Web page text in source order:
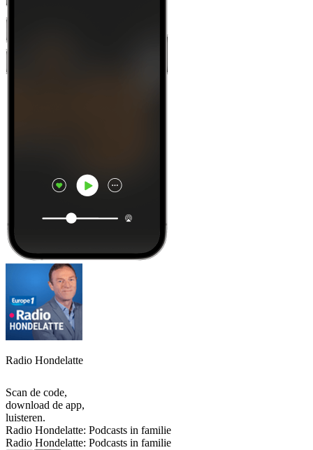
Radio Hondelatte
Scan de code,
download de app,
luisteren.
Radio Hondelatte: Podcasts in familie
Radio Hondelatte: Podcasts in familie